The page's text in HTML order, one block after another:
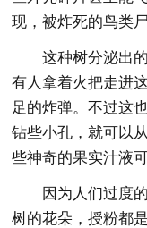
现，被炸死的鸟类尸
这种树分泌出
有人拿着火把走进
足的炸弹。不过这
钻些小孔，就可以
些神奇的果实汁液
因为人们过度
树的花朵，授粉都